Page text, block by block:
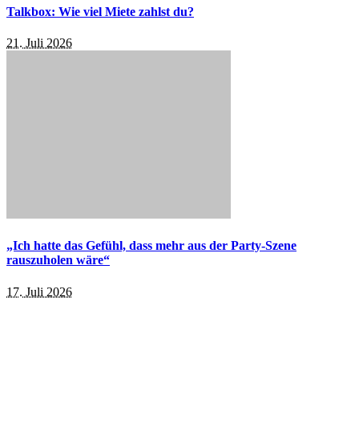
Talkbox: Wie viel Miete zahlst du?
21. Juli 2026
„Ich hatte das Gefühl, dass mehr aus der Party-Szene
rauszuholen wäre“
17. Juli 2026